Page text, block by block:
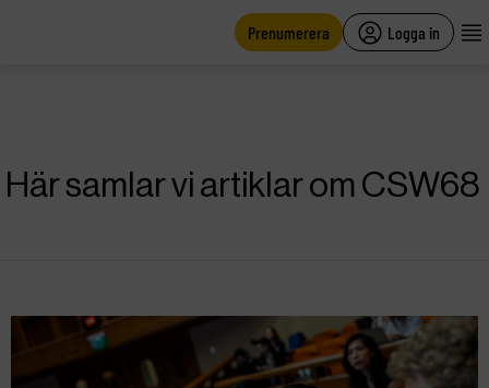
Prenumerera Logga in
Här samlar vi artiklar om CSW68